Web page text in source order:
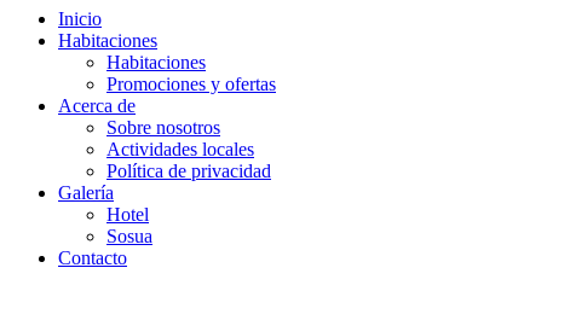
Inicio
Habitaciones
Habitaciones
Promociones y ofertas
Acerca de
Sobre nosotros
Actividades locales
Política de privacidad
Galería
Hotel
Sosua
Contacto